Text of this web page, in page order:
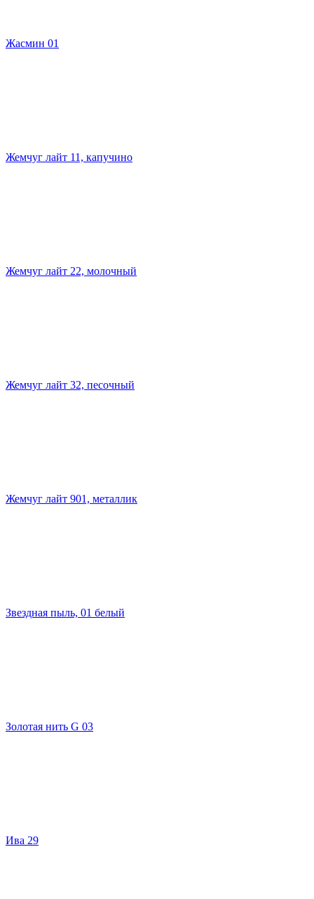
Жасмин 01
Жемчуг лайт 11, капучино
Жемчуг лайт 22, молочный
Жемчуг лайт 32, песочный
Жемчуг лайт 901, металлик
Звездная пыль, 01 белый
Золотая нить G 03
Ива 29